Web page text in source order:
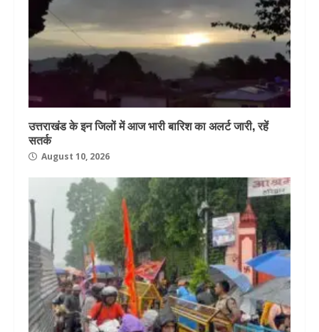
उत्तराखंड के इन जिलों में आज भारी बारिश का अलर्ट जारी, रहें
सतर्क
August 10, 2026